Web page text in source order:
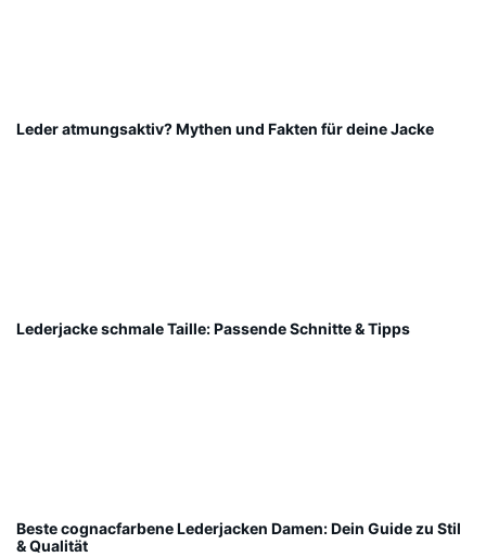
Leder atmungsaktiv? Mythen und Fakten für deine Jacke
Lederjacke schmale Taille: Passende Schnitte & Tipps
Beste cognacfarbene Lederjacken Damen: Dein Guide zu Stil
& Qualität